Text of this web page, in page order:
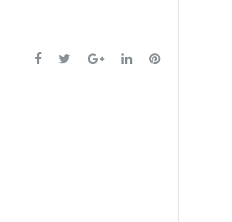
Facebook
TwitterGoogle+
LinkedInPinterest